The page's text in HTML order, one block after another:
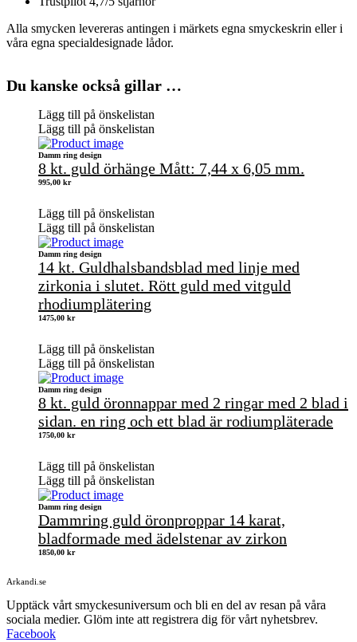
Alla smycken levereras antingen i märkets egna smyckeskrin eller i
våra egna specialdesignade lådor.
Du kanske också gillar …
Lägg till på önskelistan
Lägg till på önskelistan
Damm ring design
8 kt. guld örhänge Mått: 7,44 x 6,05 mm.
995,00 kr
Lägg till på önskelistan
Lägg till på önskelistan
Damm ring design
14 kt. Guldhalsbandsblad med linje med
zirkonia i slutet. Rött guld med vitguld
rhodiumplätering
1475,00 kr
Lägg till på önskelistan
Lägg till på önskelistan
Damm ring design
8 kt. guld öronnappar med 2 ringar med 2 blad i
sidan. en ring och ett blad är rodiumpläterade
1750,00 kr
Lägg till på önskelistan
Lägg till på önskelistan
Damm ring design
Dammring guld öronproppar 14 karat,
bladformade med ädelstenar av zirkon
1850,00 kr
Arkandi.se
Upptäck vårt smyckesuniversum och bli en del av resan på våra
sociala medier. Glöm inte att registrera dig för vårt nyhetsbrev.
Facebook